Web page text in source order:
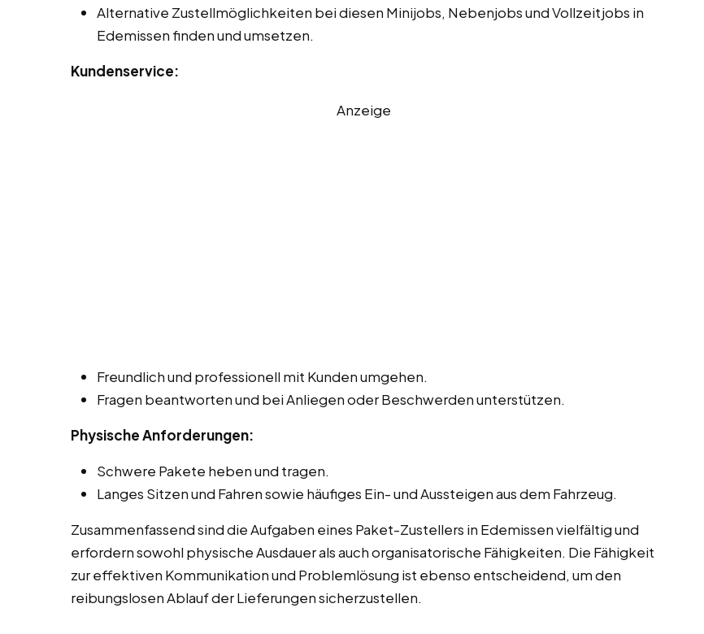
Alternative Zustellmöglichkeiten bei diesen Minijobs, Nebenjobs und Vollzeitjobs in
Edemissen finden und umsetzen.
Kundenservice:
Anzeige
Freundlich und professionell mit Kunden umgehen.
Fragen beantworten und bei Anliegen oder Beschwerden unterstützen.
Physische Anforderungen:
Schwere Pakete heben und tragen.
Langes Sitzen und Fahren sowie häufiges Ein- und Aussteigen aus dem Fahrzeug.
Zusammenfassend sind die Aufgaben eines Paket-Zustellers in Edemissen vielfältig und
erfordern sowohl physische Ausdauer als auch organisatorische Fähigkeiten. Die Fähigkeit
zur effektiven Kommunikation und Problemlösung ist ebenso entscheidend, um den
reibungslosen Ablauf der Lieferungen sicherzustellen.